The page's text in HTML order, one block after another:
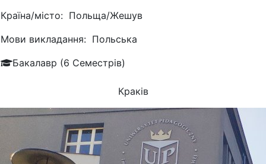
Країна/місто: Польща/Жешув
Мови викладання: Польська
Бакалавр (6 Семестрів)
Краків